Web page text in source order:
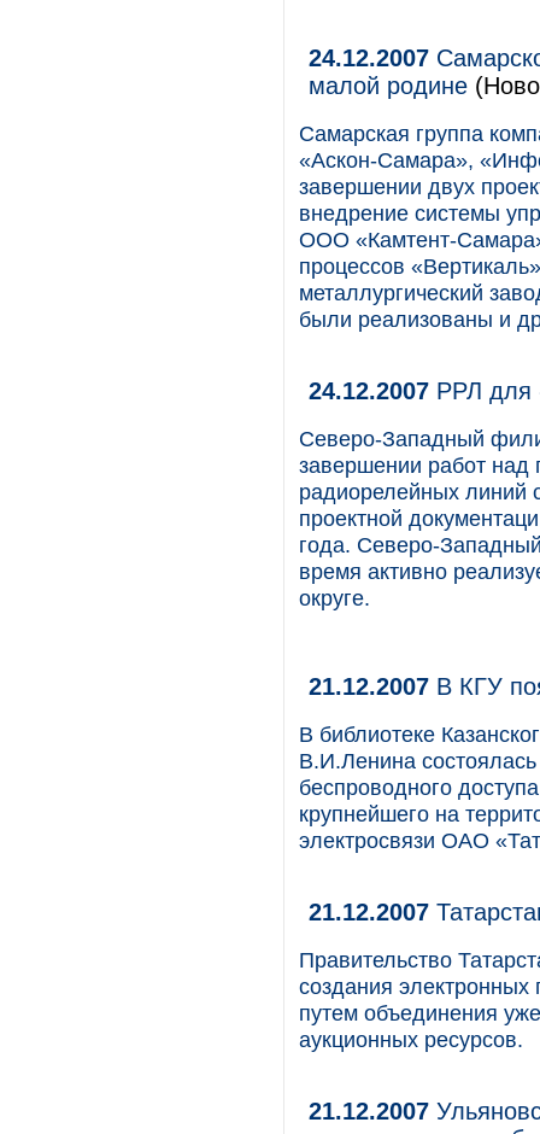
24.12.2007
малой родине
Самарская группа
«Аскон-Самара»,
завершении двух
внедрение системы
ООО «Камтент-
процессов
металлургический
были реализованы и
24.12.2007 РРЛ для
Северо-Западный
завершении работ над
радиорелейных линий
проектной
года. Северо-
время активно
округе.
21.12.2007 В КГУ
В библиотеке
В.И.Ленина
беспроводного
крупнейшего на
электросвязи ОАО
21.12.2007
Правительство
создания
путем объединения
аукционных ресурсов.
21.12.2007